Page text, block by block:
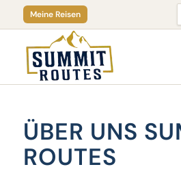
Meine Reisen
ÜBER UNS
ROUTES